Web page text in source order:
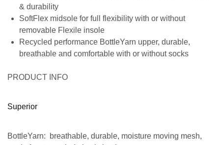
& durability
SoftFlex midsole for full flexibility with or without
removable Flexile insole
Recycled performance BottleYarn upper, durable,
breathable and comfortable with or without socks
PRODUCT INFO
Superior
BottleYarn: breathable, durable, moisture moving mesh,